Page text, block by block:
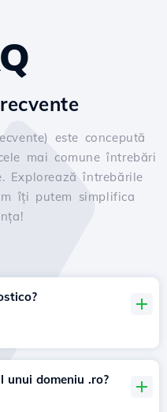
este concepută
mai comune întrebări
Explorează întrebările
îți putem simplifica
unui domeniu .ro?